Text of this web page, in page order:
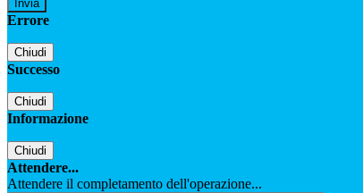
Errore
Chiudi
Successo
Chiudi
Informazione
Chiudi
Attendere...
Attendere il completamento dell'operazione...